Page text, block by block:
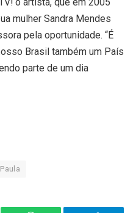
mulher Sandra Mendes
pela oportunidade. “É
Brasil também um País
parte de um dia